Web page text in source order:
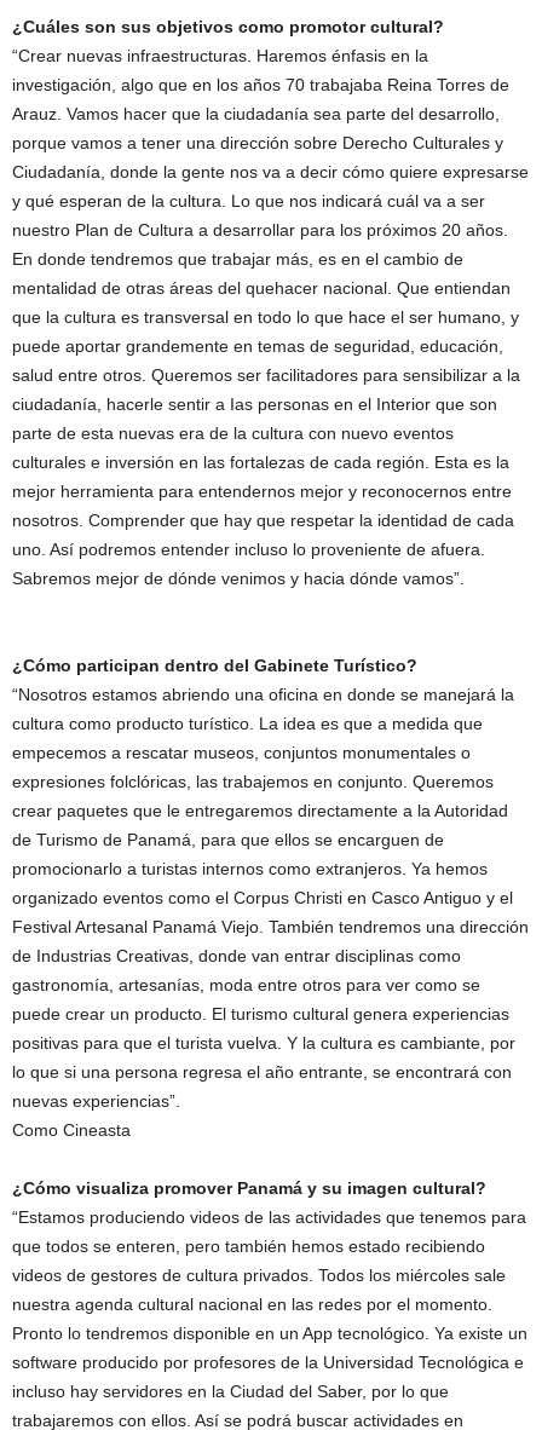
¿Cuáles son sus objetivos como promotor cultural?
“Crear nuevas infraestructuras. Haremos énfasis en la
investigación, algo que en los años 70 trabajaba Reina Torres de
Arauz. Vamos hacer que la ciudadanía sea parte del desarrollo,
porque vamos a tener una dirección sobre Derecho Culturales y
Ciudadanía, donde la gente nos va a decir cómo quiere expresarse
y qué esperan de la cultura. Lo que nos indicará cuál va a ser
nuestro Plan de Cultura a desarrollar para los próximos 20 años.
En donde tendremos que trabajar más, es en el cambio de
mentalidad de otras áreas del quehacer nacional. Que entiendan
que la cultura es transversal en todo lo que hace el ser humano, y
puede aportar grandemente en temas de seguridad, educación,
salud entre otros. Queremos ser facilitadores para sensibilizar a la
ciudadanía, hacerle sentir a Ias personas en el Interior que son
parte de esta nuevas era de la cultura con nuevo eventos
culturales e inversión en las fortalezas de cada región. Esta es la
mejor herramienta para entendernos mejor y reconocernos entre
nosotros. Comprender que hay que respetar la identidad de cada
uno. Así podremos entender incluso lo proveniente de afuera.
Sabremos mejor de dónde venimos y hacia dónde vamos”.
¿Cómo participan dentro del Gabinete Turístico?
“Nosotros estamos abriendo una oficina en donde se manejará la
cultura como producto turístico. La idea es que a medida que
empecemos a rescatar museos, conjuntos monumentales o
expresiones folclóricas, las trabajemos en conjunto. Queremos
crear paquetes que le entregaremos directamente a la Autoridad
de Turismo de Panamá, para que ellos se encarguen de
promocionarlo a turistas internos como extranjeros. Ya hemos
organizado eventos como el Corpus Christi en Casco Antiguo y el
Festival Artesanal Panamá Viejo. También tendremos una dirección
de Industrias Creativas, donde van entrar disciplinas como
gastronomía, artesanías, moda entre otros para ver como se
puede crear un producto. El turismo cultural genera experiencias
positivas para que el turista vuelva. Y la cultura es cambiante, por
lo que si una persona regresa el año entrante, se encontrará con
nuevas experiencias”.
Como Cineasta
¿Cómo visualiza promover Panamá y su imagen cultural?
“Estamos produciendo videos de las actividades que tenemos para
que todos se enteren, pero también hemos estado recibiendo
videos de gestores de cultura privados. Todos los miércoles sale
nuestra agenda cultural nacional en las redes por el momento.
Pronto lo tendremos disponible en un App tecnológico. Ya existe un
software producido por profesores de la Universidad Tecnológica e
incluso hay servidores en la Ciudad del Saber, por lo que
trabajaremos con ellos. Así se podrá buscar actividades en